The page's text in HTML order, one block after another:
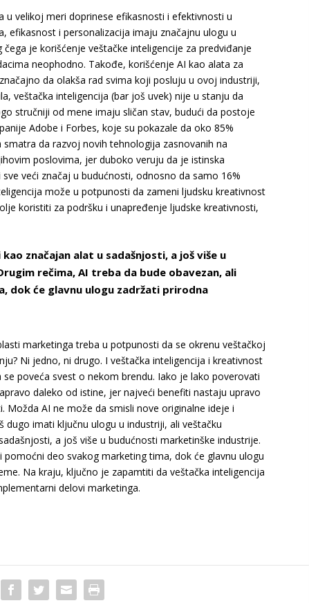
velikoj meri doprinese efikasnosti i efektivnosti u
efikasnost i personalizacija imaju značajnu ulogu u
je korišćenje veštačke inteligencije za predviđanje
neophodno. Takođe, korišćenje AI kao alata za
da olakša rad svima koji posluju u ovoj industriji,
veštačka inteligencija (bar još uvek) nije u stanju da
stručniji od mene imaju sličan stav, budući da postoje
Adobe i Forbes, koje su pokazale da oko 85%
da razvoj novih tehnologija zasnovanih na
poslovima, jer duboko veruju da je istinska
veći značaj u budućnosti, odnosno da samo 16%
može u potpunosti da zameni ljudsku kreativnost
koristiti za podršku i unapređenje ljudske kreativnosti,
značajan alat u sadašnjosti, a još više u
rečima, AI treba da bude obavezan, ali
dok će glavnu ulogu zadržati prirodna
marketinga treba u potpunosti da se okrenu veštačkoj
Ni jedno, ni drugo. I veštačka inteligencija i kreativnost
poveća svest o nekom brendu. Iako je lako poverovati
daleko od istine, jer najveći benefiti nastaju upravo
AI ne može da smisli nove originalne ideje i
imati ključnu ulogu u industriji, ali veštačku
a još više u budućnosti marketinške industrije.
deo svakog marketing tima, dok će glavnu ulogu
Na kraju, ključno je zapamtiti da veštačka inteligencija
delovi marketinga.